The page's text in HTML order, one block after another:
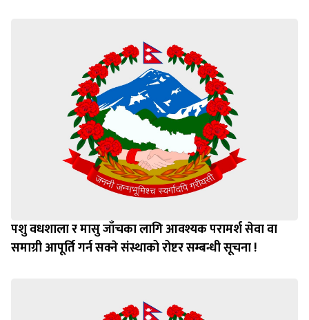
पशु वधशाला र मासु जाँचका लागि आवश्यक परामर्श सेवा वा
समाग्री आपूर्ति गर्न सक्ने संस्थाको रोष्टर सम्बन्धी सूचना !